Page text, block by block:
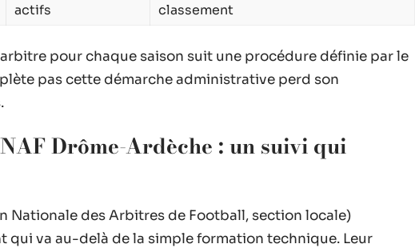
actifs
classement
pour chaque saison suit une procédure définie par le
pas cette démarche administrative perd son
Drôme-Ardèche : un suivi qui
Nationale des Arbitres de Football, section locale)
qui va au-delà de la simple formation technique. Leur